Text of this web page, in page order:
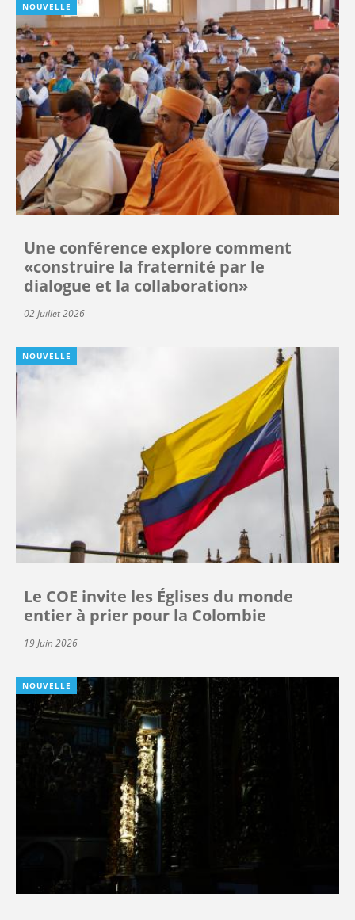
NOUVELLE
Une conférence explore comment
«construire la fraternité par le
dialogue et la collaboration»
02 Juillet 2026
NOUVELLE
Le COE invite les Églises du monde
entier à prier pour la Colombie
19 Juin 2026
NOUVELLE